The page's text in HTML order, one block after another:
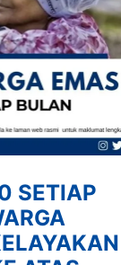
SETIAP